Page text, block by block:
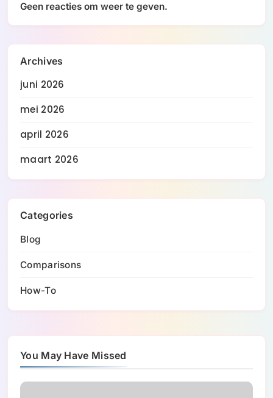
Geen reacties om weer te geven.
Archives
juni 2026
mei 2026
april 2026
maart 2026
Categories
Blog
Comparisons
How-To
You May Have Missed